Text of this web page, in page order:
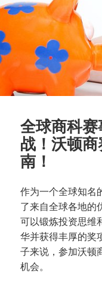
全球商科
战！沃顿
南！
作为一个全球知名
了来自全球各地的
可以锻炼投资思维
华并获得丰厚的奖
子来说，参加沃顿
机会。